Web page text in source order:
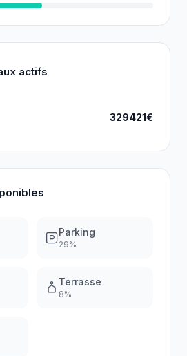
actifs
329421€
Parking
29%
Terrasse
8%